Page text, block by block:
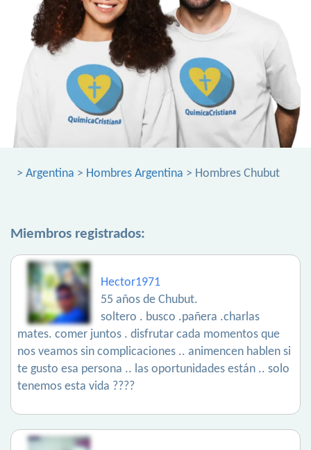
> Argentina > Hombres Argentina > Hombres Chubut
Miembros registrados:
Hector1971
55 años de Chubut.
soltero . busco .pañera .charlas
mates. comer juntos . disfrutar cada momentos que
nos veamos sin complicaciones .. animencen hablen si
te gusto esa persona .. las oportunidades están .. solo
tenemos esta vida ????